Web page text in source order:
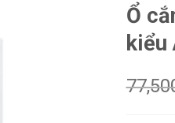
Ổ
kiểu